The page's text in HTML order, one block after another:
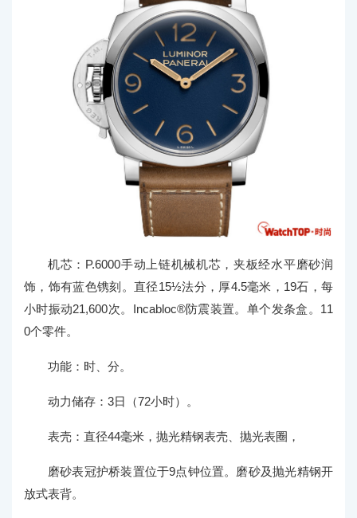
机芯：P.6000手动上链机械机芯，夹板经水平磨砂润
饰，饰有蓝色镌刻。直径15½法分，厚4.5毫米，19石，每
小时振动21,600次。Incabloc®防震装置。单个发条盒。11
0个零件。
功能：时、分。
动力储存：3日（72小时）。
表壳：直径44毫米，抛光精钢表壳、抛光表圈，
磨砂表冠护桥装置位于9点钟位置。磨砂及抛光精钢开
放式表背。